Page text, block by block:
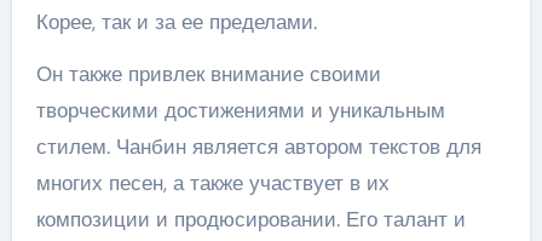
Корее, так и за ее пределами.
Он также привлек внимание своими
творческими достижениями и уникальным
стилем. Чанбин является автором текстов для
многих песен, а также участвует в их
композиции и продюсировании. Его талант и